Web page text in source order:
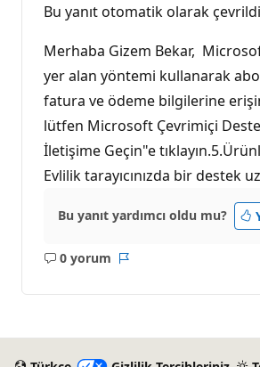
Bu yanıt otomatik olarak
Merhaba Gizem Bekar,
yer alan yöntemi kullanarak
fatura ve ödeme bilgilerine
lütfen Microsoft Çevrimiçi
İletişime Geçin"e
Evlilik tarayıcınızda bir destek
Bu yanıt yardımcı oldu mu?
0 yorum
Açıklama